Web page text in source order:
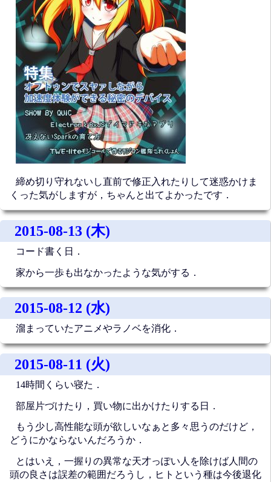
締め切り守れないし直前で修正入れたりして迷惑かけま
くった気がしますが，ちゃんと出てよかったです．
2015-08-13 (木)
コード書く日．
家から一歩も出なかったような気がする．
2015-08-12 (水)
溜まっていたアニメやラノベを消化．
2015-08-11 (火)
14時間くらい寝た．
部屋片づけたり，買い物に出かけたりする日．
もう少し高性能な頭が欲しいなぁと多々思うのだけど，
どうにかならないんだろうか．
とはいえ，一握りの異常な天才っぽい人を除けば人間の
頭の良さは誤差の範囲だろうし，ヒトという種は今後退化